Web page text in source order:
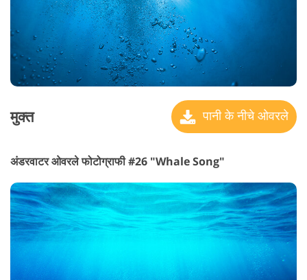
मुक्त पानी के नीचे ओवरले
अंडरवाटर ओवरले फोटोग्राफी #26 "Whale Song"